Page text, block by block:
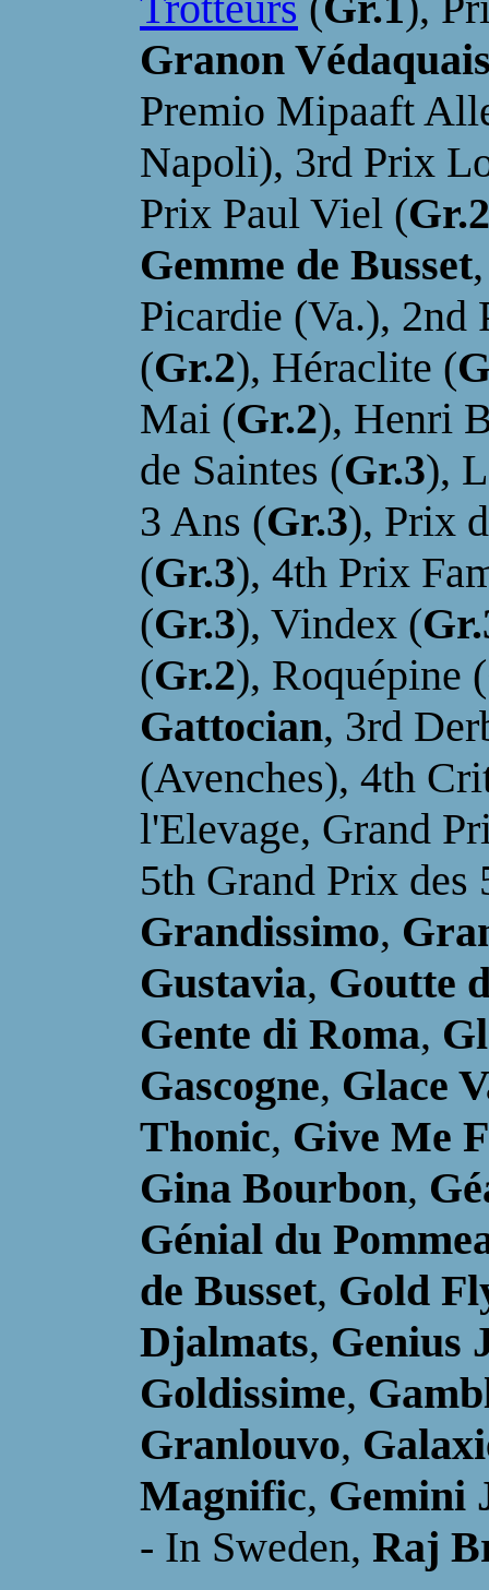
Granon
Premio Mipaaft
Napoli), 3rd Prix
Prix Paul Viel (Gr.2
Gemme de Busset
Picardie (Va.), 2nd
(Gr.2), Héraclite (
Mai (Gr.2), Henri
de Saintes (Gr.3),
3 Ans (Gr.3), Prix
(Gr.3), 4th Prix
(Gr.3), Vindex (
(Gr.2), Roquépine (
Gattocian, 3rd
(Avenches), 4th
l'Elevage, Grand
5th Grand Prix des
Grandissimo,
Gustavia, Goutte
Gente di Roma,
Gascogne, Glace
Thonic, Give Me
Gina Bourbon,
Génial du
de Busset, Gold
Djalmats, Genius
Goldissime,
Granlouvo,
Magnific, Gemini
- In Sweden, Raj